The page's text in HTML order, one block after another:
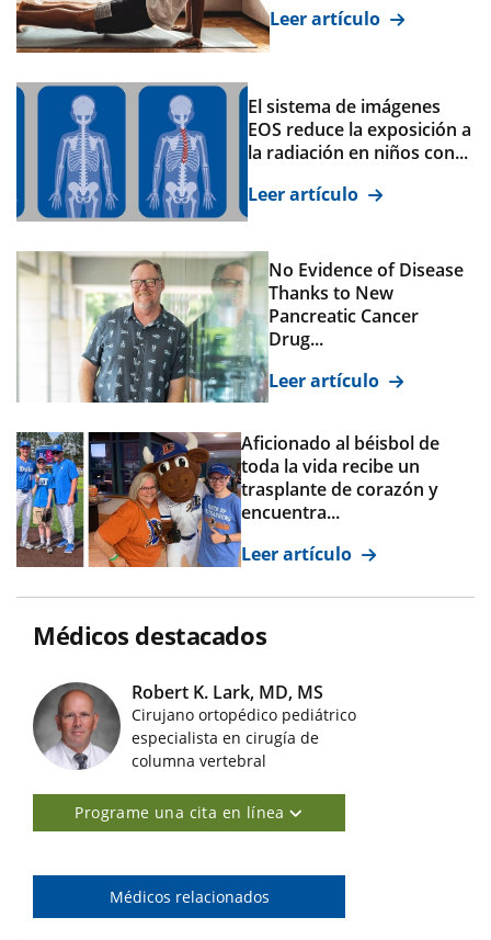
Leer artículo
El sistema de imágenes
EOS reduce la exposición a
la radiación en niños con...
Leer artículo
No Evidence of Disease
Thanks to New
Pancreatic Cancer
Drug...
Leer artículo
Aficionado al béisbol de
toda la vida recibe un
trasplante de corazón y
encuentra...
Leer artículo
Médicos destacados
Imágenes de médicos destacados
Robert K. Lark, MD, MS
Cirujano ortopédico pediátrico
especialista en cirugía de
columna vertebral
Programe una cita en línea
Médicos relacionados